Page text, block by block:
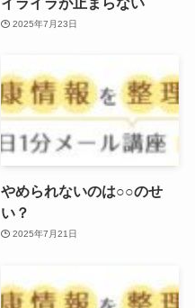
2025年7月23日
やめられないのは○○のせ
い？
2025年7月21日